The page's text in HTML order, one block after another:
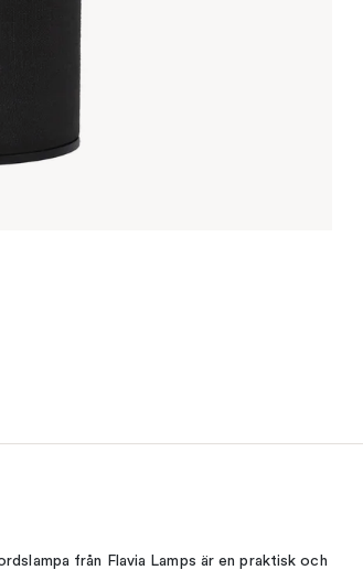
från Flavia Lamps är en praktisk och